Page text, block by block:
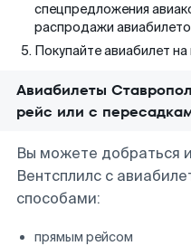
спецпредложения
распродажи
Покупайте авиабилет
Авиабилеты
рейс или с
Вы можете добраться
Вентсплилс с
способами:
прямым рейсом